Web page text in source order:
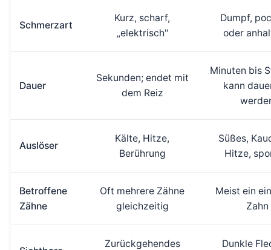
Schmerzart
Kurz, scharf,
„elektrisch"
Dumpf,
oder
Dauer
Sekunden; endet mit
dem Reiz
Minuten bis
kann
Auslöser
Kälte, Hitze,
Berührung
Süßes,
Hitze,
Betroffene
Zähne
Oft mehrere Zähne
gleichzeitig
Meist ein
Zahn
Zurückgehendes Dunkle